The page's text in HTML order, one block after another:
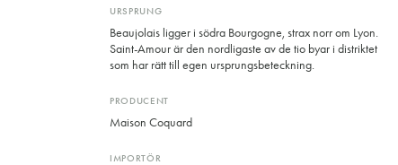
URSPRUNG
Beaujolais ligger i södra Bourgogne, strax norr om Lyon.
Saint-Amour är den nordligaste av de tio byar i distriktet
som har rätt till egen ursprungsbeteckning.
PRODUCENT
Maison Coquard
IMPORTÖR